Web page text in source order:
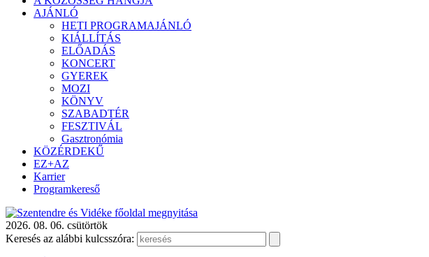
AJÁNLÓ
HETI PROGRAMAJÁNLÓ
KIÁLLÍTÁS
ELŐADÁS
KONCERT
GYEREK
MOZI
KÖNYV
SZABADTÉR
FESZTIVÁL
Gasztronómia
KÖZÉRDEKŰ
EZ+AZ
Karrier
Programkereső
2026. 08. 06. csütörtök
Keresés az alábbi kulcsszóra: